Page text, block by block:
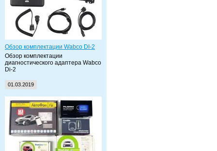
Обзор комплектации Wabco DI-2
Обзор комплектации
диагностического адаптера Wabco
Di-2
01.03.2019